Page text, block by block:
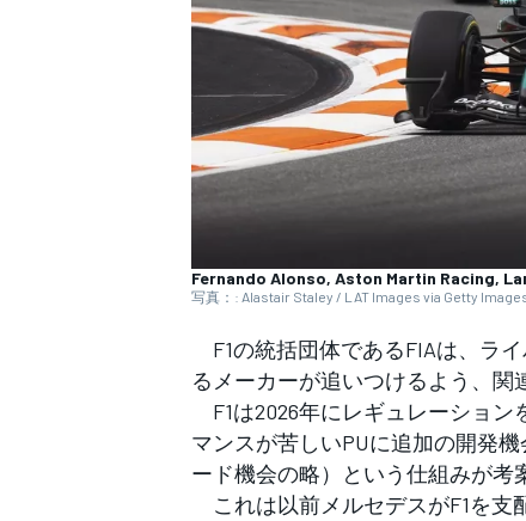
フォーミュラE
Fernando Alonso, Aston Martin Racing,
写真：: Alastair Staley / LAT Images via Getty
F1の統括団体であるFIAは、ラ
るメーカーが追いつけるよう、関
F1は2026年にレギュレーション
マンスが苦しいPUに追加の開発
ード機会の略）という仕組みが考
これは以前メルセデスがF1を支